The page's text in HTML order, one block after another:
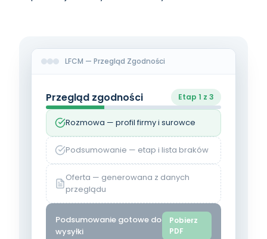
LFCM — Przegląd Zgodności
Przegląd zgodności Etap 1 z 3
Rozmowa — profil firmy i surowce
Podsumowanie — etap i lista braków
Oferta — generowana z danych
przeglądu
Podsumowanie gotowe do
wysyłki
Pobierz
PDF